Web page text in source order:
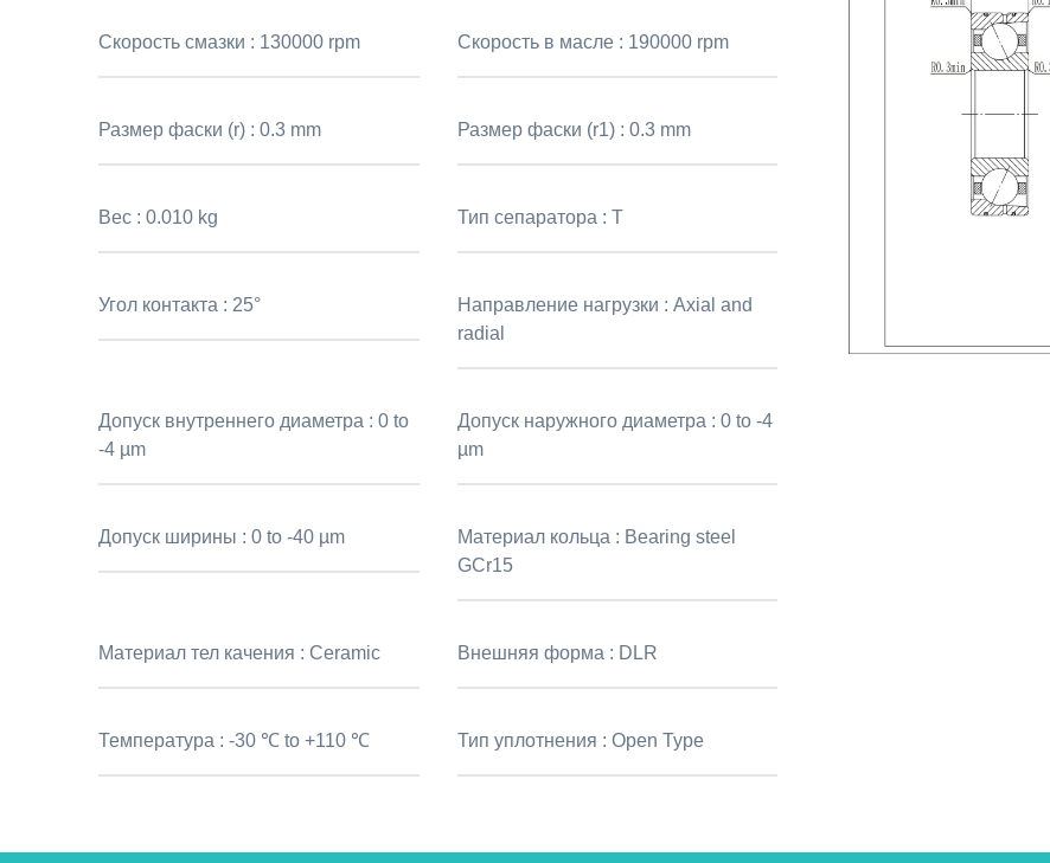
Скорость смазки : 130000 rpm Скорость в масле : 190000 rpm
Размер фаски (r) :0.3 mm Размер фаски (r1) : 0.3 mm
Вес :0.010 kg Тип сепаратора : T
Угол контакта : 25° Направление нагрузки : Axial and
radial
Допуск внутреннего диаметра :0 to
-4 µm
Допуск наружного диаметра : 0 to -4
µm
Допуск ширины :0 to -40 µm Материал кольца : Bearing steel
GCr15
Материал тел качения :Ceramic Внешняя форма : DLR
Температура :-30 ℃ to +110 ℃ Тип уплотнения : Open Type